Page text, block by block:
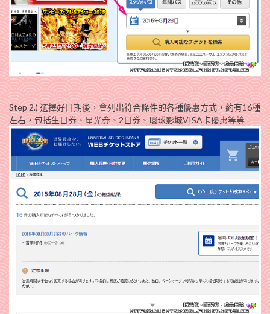
Step 2.) 選擇好日期後，會列出符合條件的各種優惠方式，約有16種
左右，包括生日券、星光券、2日券、環球影城VISA卡優惠等等